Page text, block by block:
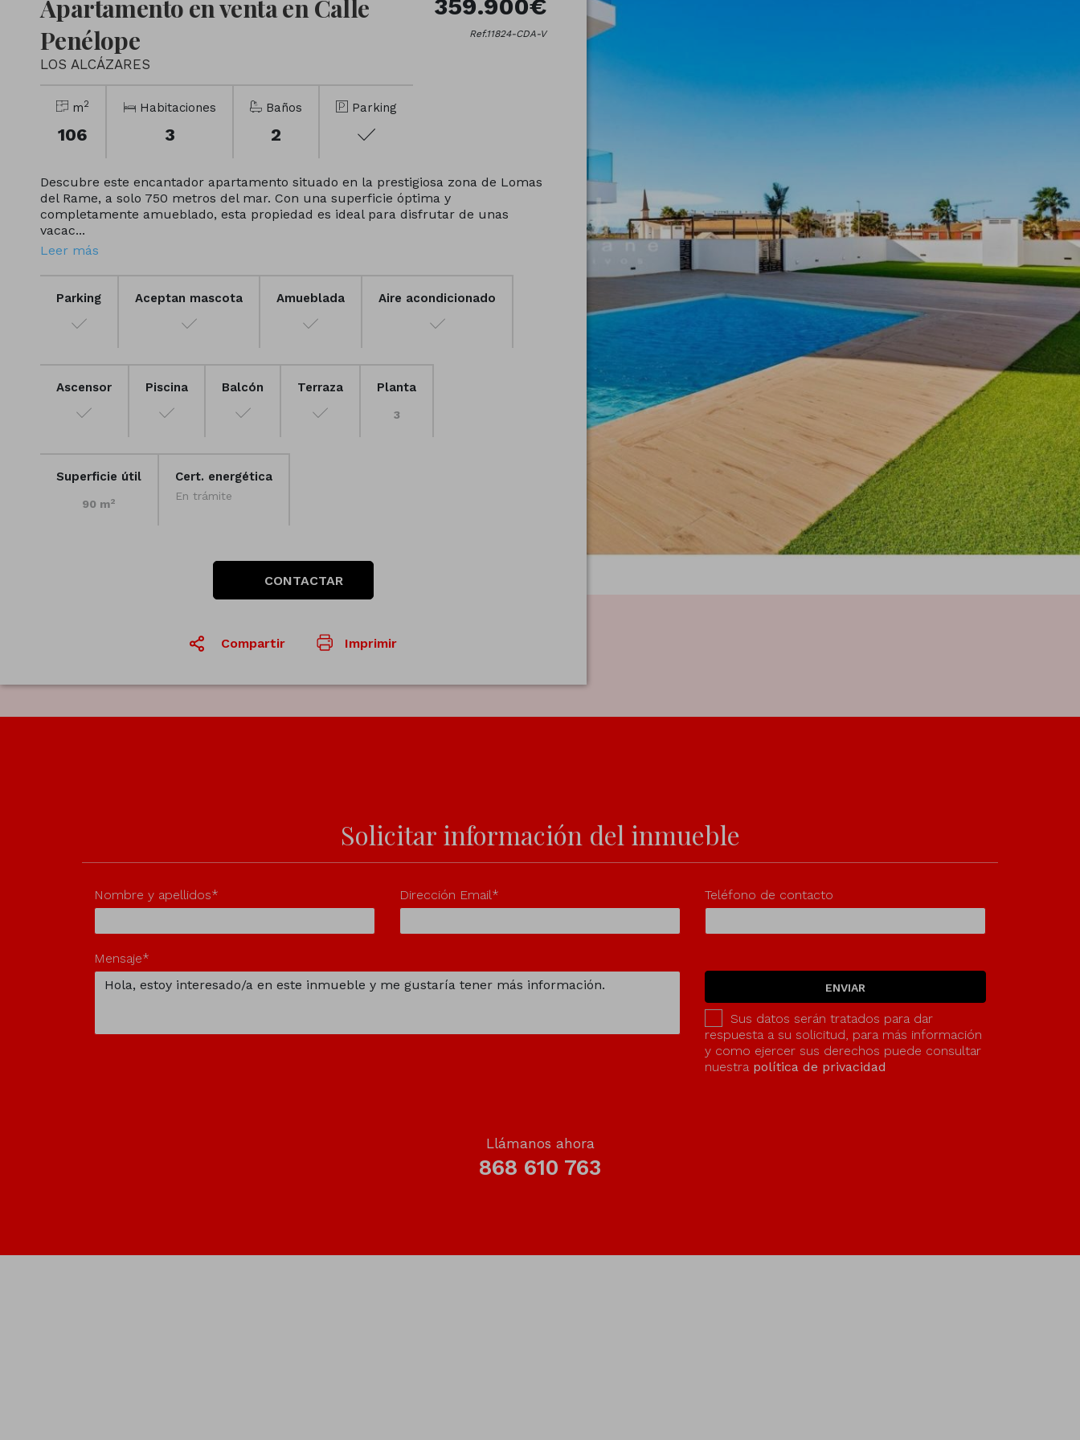
Apartamento en venta en Calle
Penélope
LOS ALCÁZARES
359.900€
Ref.11824-CDA-V
m2
106
Habitaciones
3
Baños
2
Parking
Descubre este encantador apartamento situado en la prestigiosa zona de Lomas
del Rame, a solo 750 metros del mar. Con una superficie óptima y
completamente amueblado, esta propiedad es ideal para disfrutar de unas
vacac...
Leer más
Parking Aceptan mascota Amueblada Aire acondicionado
Ascensor Piscina Balcón Terraza Planta
3
Superficie útil
90 m2
Cert. energética
En trámite
CONTACTAR
Compartir Imprimir
Solicitar información del inmueble
Nombre y apellidos* Dirección Email* Teléfono de contacto
Mensaje*
ENVIAR
Sus datos serán tratados para dar
respuesta a su solicitud, para más información
y como ejercer sus derechos puede consultar
nuestra política de privacidad
Llámanos ahora
868 610 763